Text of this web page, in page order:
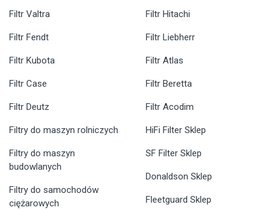
Filtr Valtra
Filtr Fendt
Filtr Kubota
Filtr Case
Filtr Deutz
Filtr Hitachi
Filtr Liebherr
Filtr Atlas
Filtr Beretta
Filtr Acodim
Filtry do maszyn rolniczych
Filtry do maszyn
budowlanych
Filtry do samochodów
ciężarowych
HiFi Filter Sklep
SF Filter Sklep
Donaldson Sklep
Fleetguard Sklep